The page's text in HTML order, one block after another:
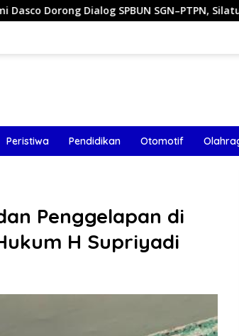
SGN–PTPN, Silaturahmi di Senayan Tutup
Peristiwa Pendidikan Otomotif
Penggelapan di
H Supriyadi